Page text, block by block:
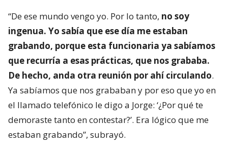
“De ese mundo vengo yo. Por lo tanto, no soy
ingenua. Yo sabía que ese día me estaban
grabando, porque esta funcionaria ya sabíamos
que recurría a esas prácticas, que nos grababa.
De hecho, anda otra reunión por ahí circulando.
Ya sabíamos que nos grababan y por eso que yo en
el llamado telefónico le digo a Jorge: ‘¿Por qué te
demoraste tanto en contestar?’. Era lógico que me
estaban grabando”, subrayó.